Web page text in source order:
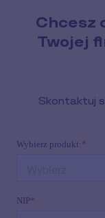
Chcesz
Twojej
Skontaktuj